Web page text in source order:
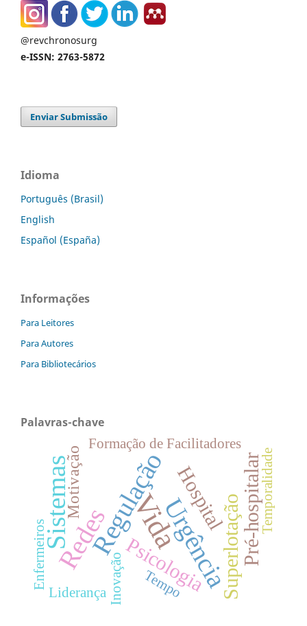
@revchronosurg
e-ISSN: 2763-5872
Enviar Submissão
Idioma
Português (Brasil)
English
Español (España)
Informações
Para Leitores
Para Autores
Para Bibliotecários
Palavras-chave
Vida
RegulaçãoUrgência
Redes
Sistemas Superlotação
HospitalPré-hospitalar
Psicologia
Motivação
Inovação
Formação de Facilitadores
Tempo
Temporalidade
Enfermeiros
Liderança